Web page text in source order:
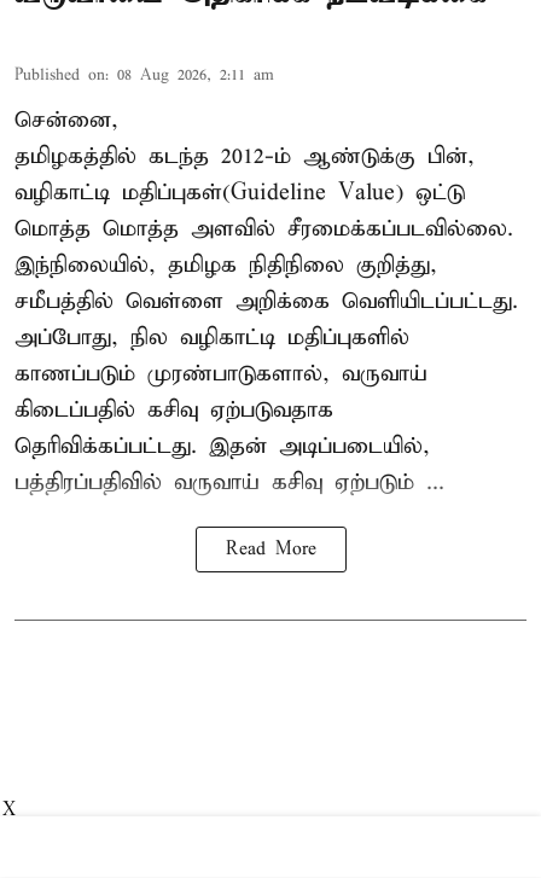
Published on: 08 Aug 2026, 2:11 am
சென்னை,
தமிழகத்தில் கடந்த 2012-ம் ஆண்டுக்கு பின்,
வழிகாட்டி மதிப்புகள்(Guideline Value) ஒட்டு
மொத்த மொத்த அளவில் சீரமைக்கப்படவில்லை.
இந்நிலையில், தமிழக நிதிநிலை குறித்து,
சமீபத்தில் வெள்ளை அறிக்கை வெளியிடப்பட்டது.
அப்போது, நில வழிகாட்டி மதிப்புகளில்
காணப்படும் முரண்பாடுகளால், வருவாய்
கிடைப்பதில் கசிவு ஏற்படுவதாக
தெரிவிக்கப்பட்டது. இதன் அடிப்படையில்,
பத்திரப்பதிவில் வருவாய் கசிவு ஏற்படும் ...
Read More
X